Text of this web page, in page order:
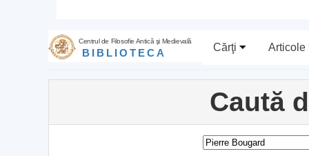
Centrul de Filosofie Antică şi Medievală
BIBLIOTECA Cărţi Articole
Caută